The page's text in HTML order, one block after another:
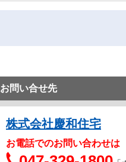
お問い合せ先
株式会社慶和住宅
お電話でのお問い合わせは